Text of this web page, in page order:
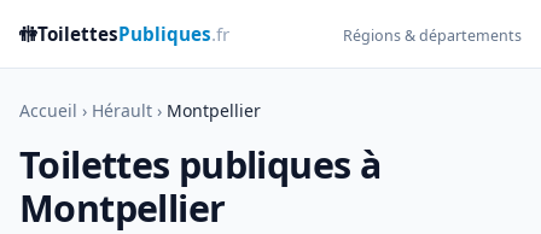
🚻ToilettesPubliques.fr Régions & départements
Accueil › Hérault › Montpellier
Toilettes publiques à
Montpellier